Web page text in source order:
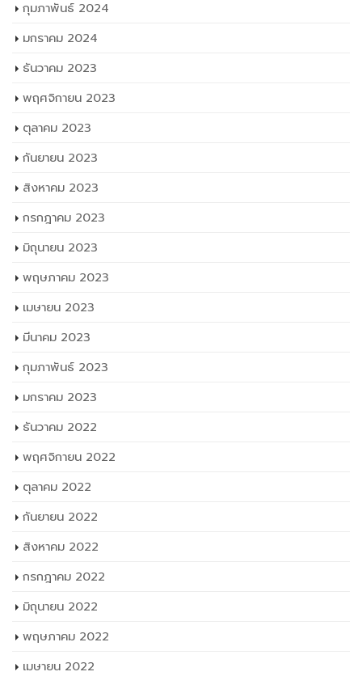
กุมภาพันธ์ 2024
มกราคม 2024
ธันวาคม 2023
พฤศจิกายน 2023
ตุลาคม 2023
กันยายน 2023
สิงหาคม 2023
กรกฎาคม 2023
มิถุนายน 2023
พฤษภาคม 2023
เมษายน 2023
มีนาคม 2023
กุมภาพันธ์ 2023
มกราคม 2023
ธันวาคม 2022
พฤศจิกายน 2022
ตุลาคม 2022
กันยายน 2022
สิงหาคม 2022
กรกฎาคม 2022
มิถุนายน 2022
พฤษภาคม 2022
เมษายน 2022